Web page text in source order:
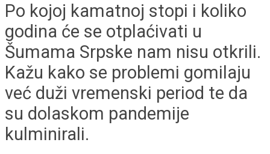
Po kojoj kamatnoj stopi i koliko
godina će se otplaćivati u
Šumama Srpske nam nisu otkrili.
Kažu kako se problemi gomilaju
već duži vremenski period te da
su dolaskom pandemije
kulminirali.